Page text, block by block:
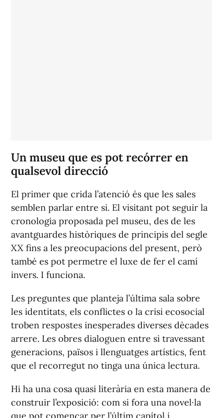
Un museu que es pot recórrer en
qualsevol direcció
El primer que crida l’atenció és que les sales
semblen parlar entre si. El visitant pot seguir la
cronologia proposada pel museu, des de les
avantguardes històriques de principis del segle
XX fins a les preocupacions del present, però
també es pot permetre el luxe de fer el camí
invers. I funciona.
Les preguntes que planteja l’última sala sobre
les identitats, els conflictes o la crisi ecosocial
troben respostes inesperades diverses dècades
arrere. Les obres dialoguen entre si travessant
generacions, països i llenguatges artístics, fent
que el recorregut no tinga una única lectura.
Hi ha una cosa quasi literària en esta manera de
construir l’exposició: com si fora una novel·la